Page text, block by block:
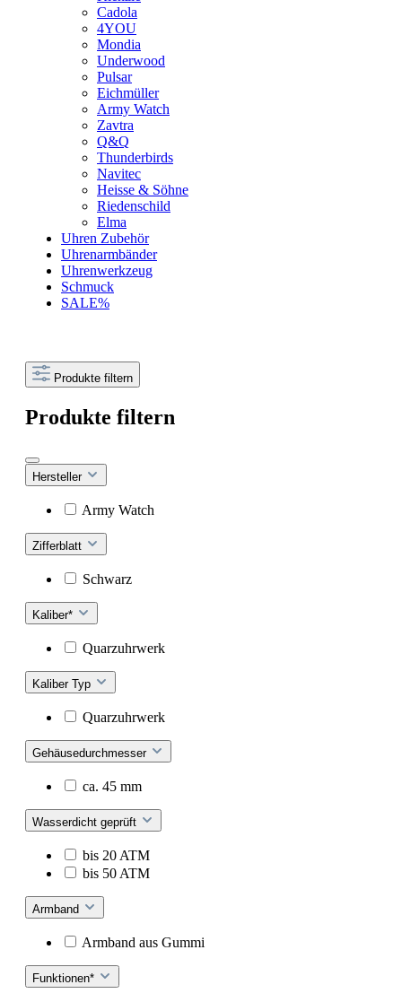
Cadola
4YOU
Mondia
Underwood
Pulsar
Eichmüller
Army Watch
Zavtra
Q&Q
Thunderbirds
Navitec
Heisse & Söhne
Riedenschild
Elma
Uhren Zubehör
Uhrenarmbänder
Uhrenwerkzeug
Schmuck
SALE%
Produkte filtern
Produkte filtern
Hersteller
Army Watch
Zifferblatt
Schwarz
Kaliber*
Quarzuhrwerk
Kaliber Typ
Quarzuhrwerk
Gehäusedurchmesser
ca. 45 mm
Wasserdicht geprüft
bis 20 ATM
bis 50 ATM
Armband
Armband aus Gummi
Funktionen*